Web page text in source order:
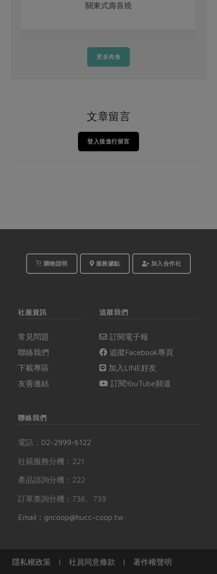
關東式壽喜燒
更多肉食
文章留言
登入後進行留言
購物說明 服務據點 加入合作社
社服資訊
常見問題
聯絡我們
下載專區
友善連結
追蹤我們
訂閱電子報
追蹤Facebook專頁
加入LINE好友
訂閱YouTube頻道
聯絡我們
電話： 02-2999-6122
社籍服務分機：221
產品諮詢分機：222
訂單查詢分機：736、739
Email：gncoop@hucc-coop.tw
隱私權政策 | 社員同意條款 | 著作權聲明